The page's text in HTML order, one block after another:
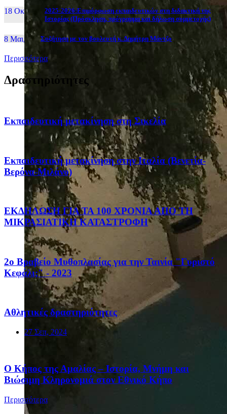
18 Οκτ, 25
2025-2026:Επιμόρφωση εκπαιδευτικών στη διδακτική της
Ιστορίας (Πρόσκληση, πρόγραμμα και δήλωση συμμετοχής)
8 Μαι, 26 Συζήτηση με τον βουλευτή κ. Δημήτρη Μάντζο
Περισσότερα
Δραστηριότητες
Eκπαιδευτική μετακίνηση στη Σικελία
Eκπαιδευτική μετακίνηση στην Ιταλία (Βενετία-
Βερόνα-Μιλάνο)
ΕΚΔΗΛΩΣΗ ΓΙΑ ΤΑ 100 ΧΡΟΝΙΑ ΑΠΟ ΤΗ
ΜΙΚΡΑΣΙΑΤΙΚΗ ΚΑΤΑΣΤΡΟΦΗ
2ο Βραβείο Μυθοπλασίας για την Ταινία "Γυριστό
Κεφάλι;" - 2023
Αθλητικές δραστηριότητες
27 Σεπ, 2024
Ο Κήπος της Αμαλίας – Ιστορία, Μνήμη και
Βιώσιμη Κληρονομιά στον Εθνικό Κήπο
Περισσότερα